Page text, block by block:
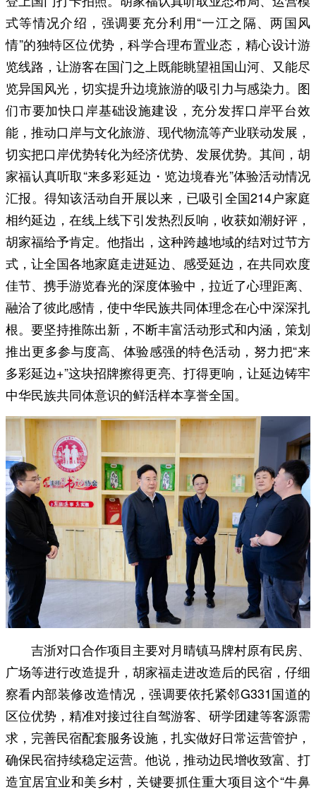
式等情况介绍，强调要充分利用“一江之隔、两国风
情”的独特区位优势，科学合理布置业态，精心设计游
览线路，让游客在国门之上既能眺望祖国山河、又能尽
览异国风光，切实提升边境旅游的吸引力与感染力。图
们市要加快口岸基础设施建设，充分发挥口岸平台效
能，推动口岸与文化旅游、现代物流等产业联动发展，
切实把口岸优势转化为经济优势、发展优势。其间，胡
家福认真听取“来多彩延边・览边境春光”体验活动情况
汇报。得知该活动自开展以来，已吸引全国214户家庭
相约延边，在线上线下引发热烈反响，收获如潮好评，
胡家福给予肯定。他指出，这种跨越地域的结对过节方
式，让全国各地家庭走进延边、感受延边，在共同欢度
佳节、携手游览春光的深度体验中，拉近了心理距离、
融洽了彼此感情，使中华民族共同体理念在心中深深扎
根。要坚持推陈出新，不断丰富活动形式和内涵，策划
推出更多参与度高、体验感强的特色活动，努力把“来
多彩延边+”这块招牌擦得更亮、打得更响，让延边铸牢
中华民族共同体意识的鲜活样本享誉全国。
吉浙对口合作项目主要对月晴镇马牌村原有民房、
广场等进行改造提升，胡家福走进改造后的民宿，仔细
察看内部装修改造情况，强调要依托紧邻G331国道的
区位优势，精准对接过往自驾游客、研学团建等客源需
求，完善民宿配套服务设施，扎实做好日常运营管护，
确保民宿持续稳定运营。他说，推动边民增收致富、打
造宜居宜业和美乡村，关键要抓住重大项目这个“牛鼻